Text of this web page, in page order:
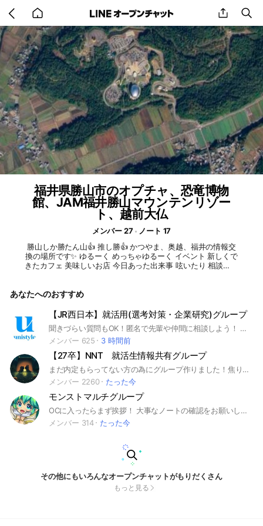
back
to
home
share
福井県勝山市のオプチャ、恐竜博物
館、JAM福井勝山マウンテンリゾー
ト、越前大仏
メンバー 27
ノート 17
勝山しか勝たん山👍 推し勝👍 かつやま、奥越、福井の情報交
換の場所です✨ ゆるーく めっちゃゆるーく イベント 新しくで
きたカフェ 美味しいお店 今日あった出来事 呟いたり 相談した
あなたへのおすすめ
【JR西日本】就活用(選考対策・企業研究)グループ
聞きづらい質問もOK！匿名で先輩や仲間に相談しよう！ 就活サイトunistyleが運営するJR西日本の就活情報(選考対策/企業研究)共有グループです。 #就活 #JR西日本 #鉄道業界 #インターンシップ #本選考 #unistyle #ユニスタイル #面接 #採用 #内定 #ES #エントリーシート #自己分析 #業界研究 #企業研究 #自己PR #ガクチカ #学生時代頑張ったこと #志何望動機 #webテスト #ウェブテスト #GD #グループディスカッション #グルディス #OB訪問 #企業選び #就活対策 #就活準備 #大手企業 #日系企業 ▼unistyleが運営する鉄道のオプチャグループ▼ JR東日本 / JR東海 / JR西日本 / JR北海道 / JR四国 / JR九州 / 東京地下鉄（東京メトロ） / 東急 / 小田急電鉄 / 東武鉄道 / 名古屋鉄道 / 西日本鉄道 / 京王電鉄 / 大阪市高速電気軌道(大阪メトロ) / 京浜急行電鉄 ▼JR西日本の企業研究はこちらから▼ https://x.gd/mFbxE
メンバー 625
3 時間前
【27卒】NNT 就活生情報共有グループ
まだ内定もらってない方の為にグループ作りました！焦りや不安あると思います！皆様で乗り越えていきましょう！
メンバー 2260
たった今
モンストマルチグループ
OCに入ったらまず挨拶！ 大事なノートの確認をお願いします！ 初心者から上級者まで どなたでも大歓迎です！ みんなで助け合って 頑張りましょう！ #モンスト#もんすと#マルチ
メンバー 314
たった今
その他にもいろんなオープンチャットがもりだくさん
もっと見る